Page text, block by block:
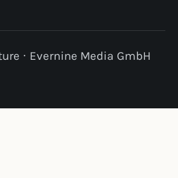
· Evernine Media GmbH